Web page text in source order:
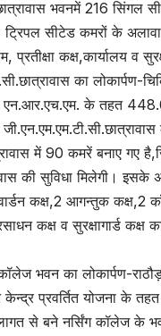
भवनमें 216 सिंगल
सीटेड कमरों के
कक्ष,कार्यालय व
का लोकार्पण-
एन.आर.एच.एम. के तहत
में 90 कमरें बनाए गए
की सुविधा मिलेगी। इसके
कक्ष,2 आगन्तुक कक्ष,2
कक्ष व सुरक्षागार्ड कक्ष का
भवन का लोकार्पण-
प्रवर्तित योजना के
से बने नर्सिंग कॉलेज के